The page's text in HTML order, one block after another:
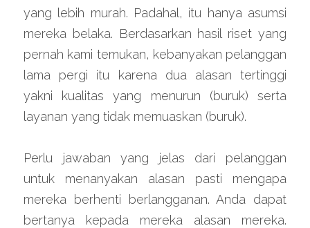
yang lebih murah. Padahal, itu hanya asumsi
mereka belaka. Berdasarkan hasil riset yang
pernah kami temukan, kebanyakan pelanggan
lama pergi itu karena dua alasan tertinggi
yakni kualitas yang menurun (buruk) serta
layanan yang tidak memuaskan (buruk).
Perlu jawaban yang jelas dari pelanggan
untuk menanyakan alasan pasti mengapa
mereka berhenti berlangganan. Anda dapat
bertanya kepada mereka alasan mereka.